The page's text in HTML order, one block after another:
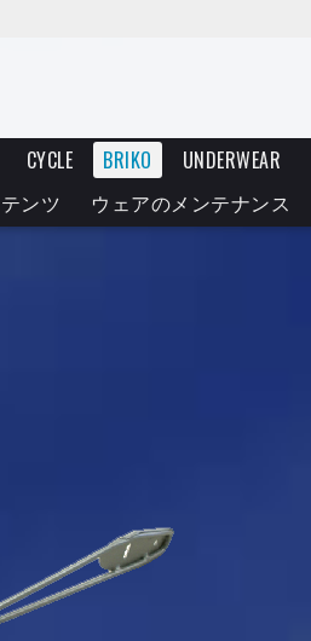
CYCLE BRIKO UNDERWEAR
ンツ ウェアのメンテナンス